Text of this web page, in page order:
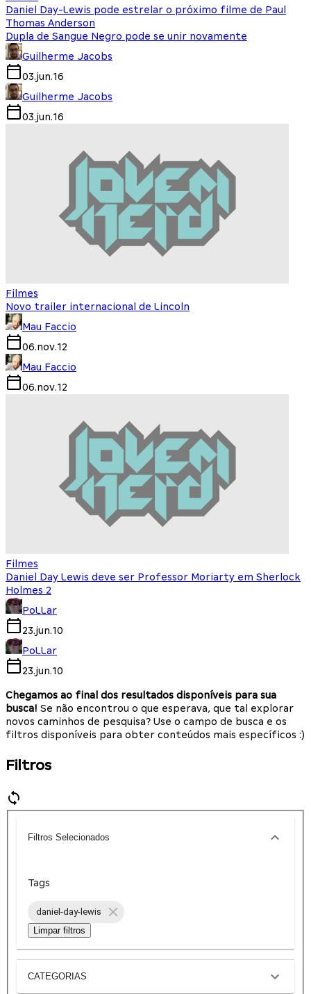
Daniel Day-Lewis pode estrelar o próximo filme de Paul
Thomas Anderson
Dupla de Sangue Negro pode se unir novamente
Guilherme Jacobs
03.jun.16
Guilherme Jacobs
03.jun.16
Filmes
Novo trailer internacional de Lincoln
Mau Faccio
06.nov.12
Mau Faccio
06.nov.12
Filmes
Daniel Day Lewis deve ser Professor Moriarty em Sherlock
Holmes 2
PoLLar
23.jun.10
PoLLar
23.jun.10
Chegamos ao final dos resultados disponíveis para sua
busca! Se não encontrou o que esperava, que tal explorar
novos caminhos de pesquisa? Use o campo de busca e os
filtros disponíveis para obter conteúdos mais específicos :)
Filtros
Filtros Selecionados
Tags
daniel-day-lewis
Limpar filtros
CATEGORIAS